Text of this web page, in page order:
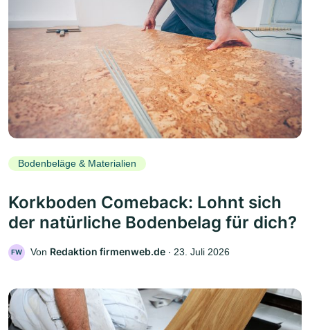
Bodenbeläge & Materialien
Korkboden Comeback: Lohnt sich
der natürliche Bodenbelag für dich?
FW Von Redaktion firmenweb.de ‧ 23. Juli 2026